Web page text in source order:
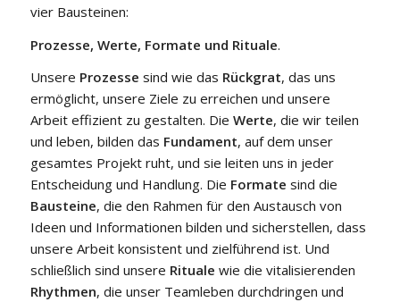
vier Bausteinen:
Prozesse, Werte, Formate und Rituale.
Unsere Prozesse sind wie das Rückgrat, das uns
ermöglicht, unsere Ziele zu erreichen und unsere
Arbeit effizient zu gestalten. Die Werte, die wir teilen
und leben, bilden das Fundament, auf dem unser
gesamtes Projekt ruht, und sie leiten uns in jeder
Entscheidung und Handlung. Die Formate sind die
Bausteine, die den Rahmen für den Austausch von
Ideen und Informationen bilden und sicherstellen, dass
unsere Arbeit konsistent und zielführend ist. Und
schließlich sind unsere Rituale wie die vitalisierenden
Rhythmen, die unser Teamleben durchdringen und